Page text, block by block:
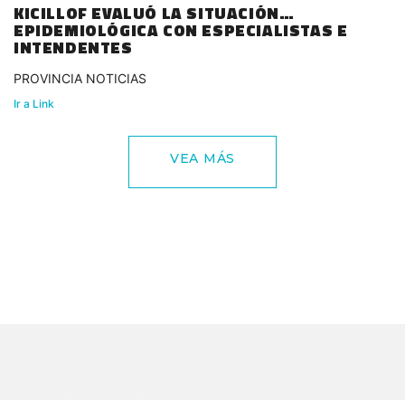
KICILLOF EVALUÓ LA SITUACIÓN
EPIDEMIOLÓGICA CON ESPECIALISTAS E
INTENDENTES
PROVINCIA NOTICIAS
Ir a Link
VEA MÁS